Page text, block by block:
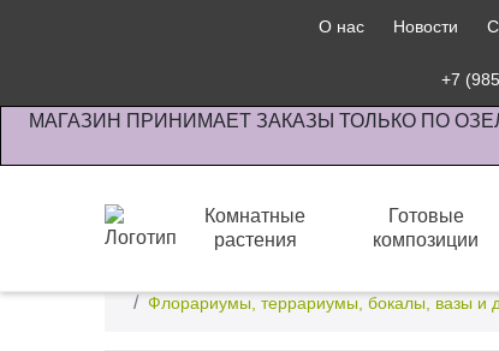
О нас Новости
+7
МАГАЗИН ПРИНИМАЕТ ЗАКАЗЫ ТОЛЬКО ПО
Комнатные
растения
Готовые
композиции
Флорариумы, террариумы, бокалы, вазы и